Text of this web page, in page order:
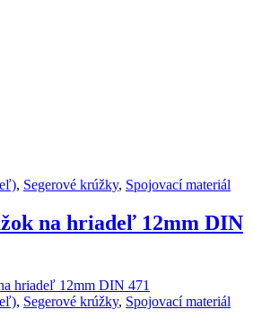
, Segerové krúžky, Spojovací materiál
na hriadeľ 12mm DIN
, Segerové krúžky, Spojovací materiál